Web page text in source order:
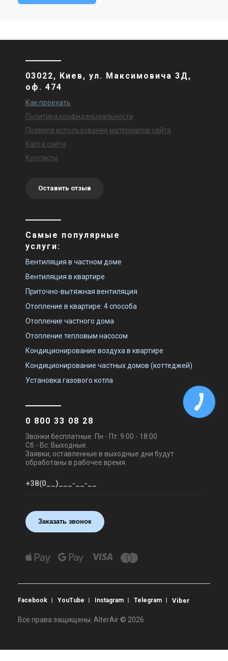
03022, Киев, ул. Максимовича 3Д,
оф. 474
Как проехать
Политика конфиденциальности
Правила использования материалов сайта
Карта сайта
Контакты
Оставить отзыв
Самые популярные
услуги:
Вентиляция в частном доме
Вентиляция в квартире
Приточно-вытяжная вентиляция
Отопление в квартире: 4 способа
Отопление частного дома
Отопление тепловым насосом
Кондиционирование воздуха в квартире
Кондиционирование частных домов (коттеджей)
Установка газового котла
0 800 33 08 28
Звонки бесплатные. Пн - Пт: 9:00 - 18:00
Сб - Вс: Выходные.
Заявки, оставленные в выходные дни будут
обработаны в рабочее время.
Заказать звонок
Facebook YouTube Instagram Telegram Viber
Все права защищены. AlterAir © 2026